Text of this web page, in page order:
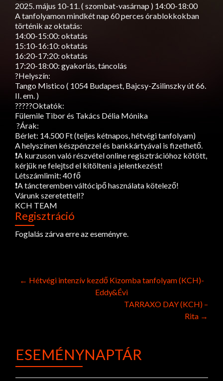
2025. május 10-11. ( szombat-vasárnap ) 14:00-18:00
A tanfolyamon mindkét nap 60 perces órablokkokban
történik az oktatás:
14:00-15:00: oktatás
15:10-16:10: oktatás
16:20-17:20: oktatás
17:20-18:00: gyakorlás, táncolás
?Helyszín:
Tango Mistico ( 1054 Budapest, Bajcsy-Zsilinszky út 66.
II. em. )
??‍?‍??Oktatók:
Fülemile Tibor és Takács Délia Mónika
?Árak:
Bérlet: 14.500 Ft (teljes kétnapos, hétvégi tanfolyam)
A helyszínen készpénzzel és bankkártyával is fizethető.
❗A kurzuson való részvétel online regisztrációhoz kötött,
kérjük ne felejtsd el kitölteni a jelentkezést!
Létszámlimit: 40 fő
❗A táncteremben váltócipő használata kötelező!
Várunk szeretettel!?
KCH TEAM
Regisztráció
Foglalás zárva erre az eseményre.
Post
navigation
← Hétvégi intenzív kezdő Kizomba tanfolyam (KCH)-
Eddy&Évi
TARRAXO DAY (KCH) –
Rita →
ESEMÉNYNAPTÁR